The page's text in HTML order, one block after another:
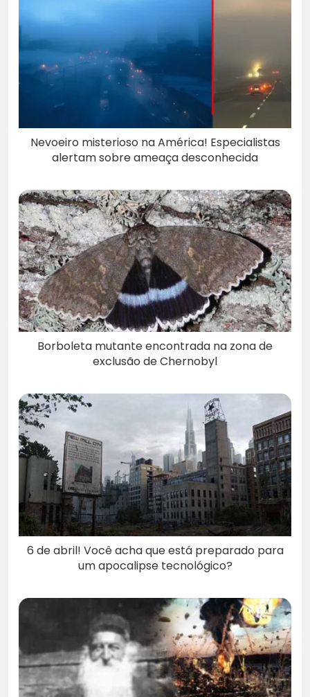
Nevoeiro misterioso na América! Especialistas
alertam sobre ameaça desconhecida
Borboleta mutante encontrada na zona de
exclusão de Chernobyl
6 de abril! Você acha que está preparado para
um apocalipse tecnológico?